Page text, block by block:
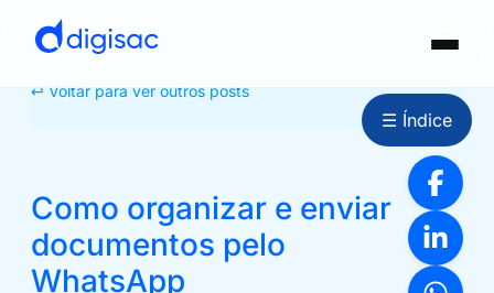
↩ Voltar para ver outros posts
Como organizar e enviar
documentos pelo
WhatsApp
☰ Índice